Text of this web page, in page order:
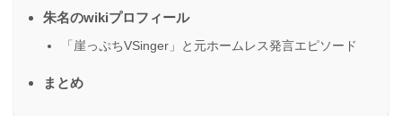
朱名のwikiプロフィール
「崖っぷちVSinger」と元ホームレス発言エピソード
まとめ